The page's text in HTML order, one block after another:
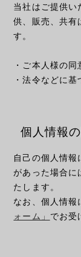
当社はご提供い
供、販売、共有
す。
・ご本人様の同
・法令などに
個人情報
自己の個人情報
があった場合に
たします。
なお、個人情報
ォーム」 でお受